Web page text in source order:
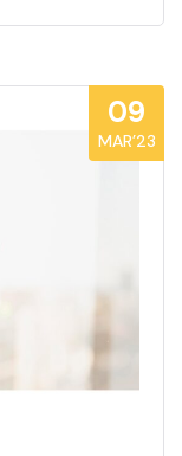
09
MAR’23